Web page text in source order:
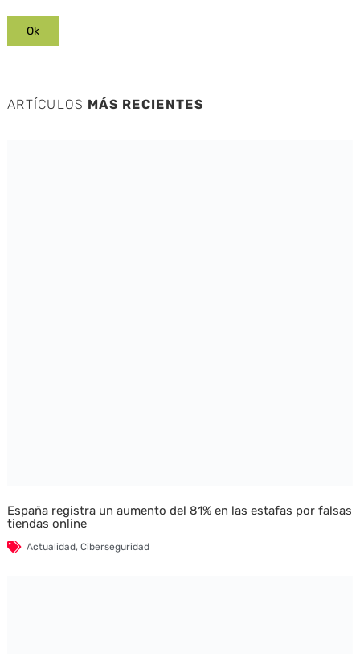
ARTÍCULOS MÁS RECIENTES
España registra un aumento del 81% en las estafas por falsas
tiendas online
Actualidad, Ciberseguridad